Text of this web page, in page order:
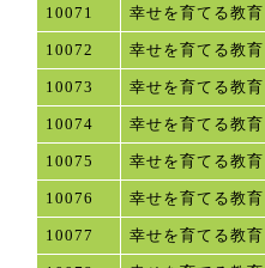
10071 幸せを育てる教
10072 幸せを育てる教
10073 幸せを育てる教
10074 幸せを育てる教
10075 幸せを育てる教
10076 幸せを育てる教
10077 幸せを育てる教